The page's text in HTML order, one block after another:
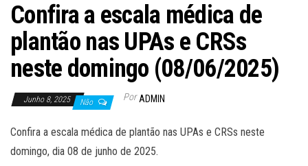
Confira a escala médica de
plantão nas UPAs e CRSs
neste domingo (08/06/2025)
Junho 8, 2025 Não Por ADMIN
Confira a escala médica de plantão nas UPAs e CRSs neste
domingo, dia 08 de junho de 2025.